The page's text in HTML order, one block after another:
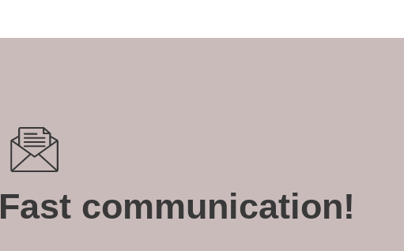
Fast communication!